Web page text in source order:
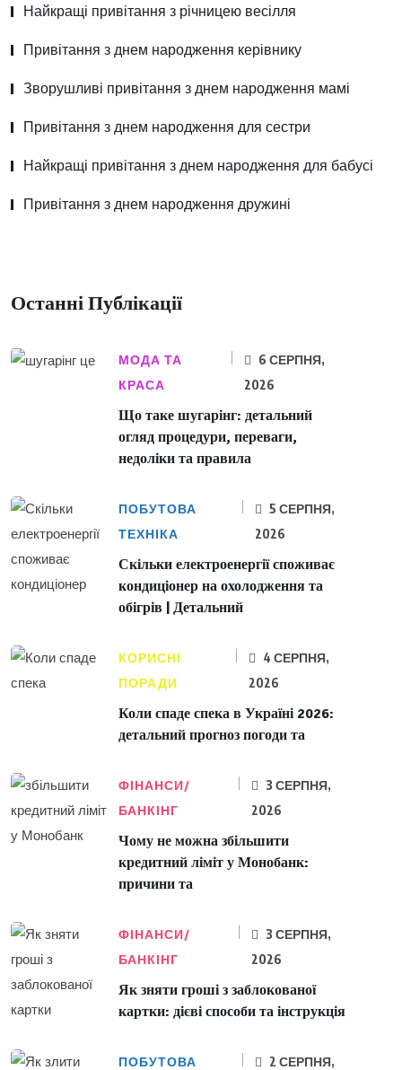
Найкращі привітання з річницею весілля
Привітання з днем народження керівнику
Зворушливі привітання з днем народження мамі
Привітання з днем народження для сестри
Найкращі привітання з днем народження для бабусі
Привітання з днем народження дружині
Останні Публікації
МОДА ТА
КРАСА
6 СЕРПНЯ,
2026
Що таке шугарінг: детальний
огляд процедури, переваги,
недоліки та правила
ПОБУТОВА
ТЕХНІКА
5 СЕРПНЯ,
2026
Скільки електроенергії споживає
кондиціонер на охолодження та
обігрів | Детальний
КОРИСНІ
ПОРАДИ
4 СЕРПНЯ,
2026
Коли спаде спека в Україні 2026:
детальний прогноз погоди та
ФІНАНСИ/
БАНКІНГ
3 СЕРПНЯ,
2026
Чому не можна збільшити
кредитний ліміт у Монобанк:
причини та
ФІНАНСИ/
БАНКІНГ
3 СЕРПНЯ,
2026
Як зняти гроші з заблокованої
картки: дієві способи та інструкція
ПОБУТОВА 2 СЕРПНЯ,